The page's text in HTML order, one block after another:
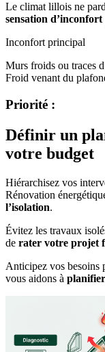
Le climat lillois ne
sensation
Inconfort principal
Murs froids ou traces
Froid venant du
Priorité :
Définir un
votre budget
Hiérarchisez vos
Rénovation
l’isolation.
Évitez les travaux
de rater votre projet
Anticipez vos besoins
vous aidons à